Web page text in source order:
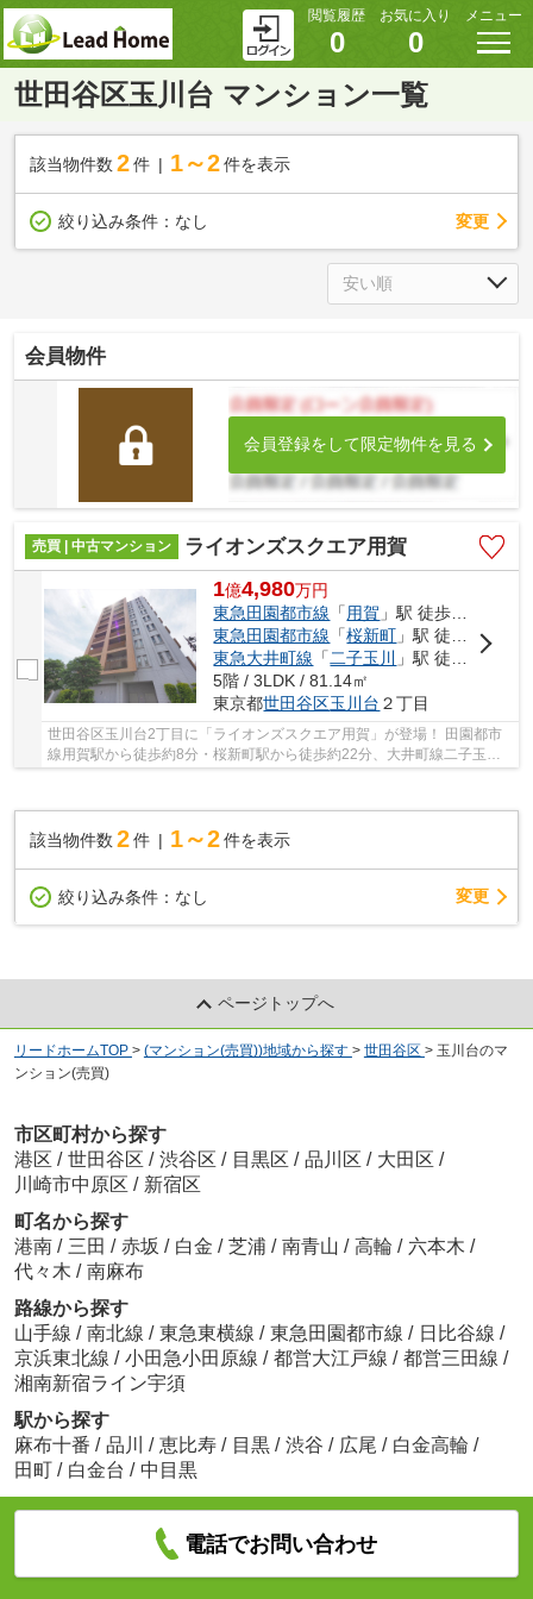
閲覧履歴
0
お気に入り
0
メニュー
世田谷区玉川台 マンション一覧
該当物件数 2件 1～2 件を表示
絞り込み条件： なし 変更
会員物件
会員登録をして限定物件を見る
売買 | 中古マンション ライオンズスクエア用賀
1億4,980万円
東急田園都市線 「用賀 」駅 徒歩8分
東急田園都市線 「桜新町 」駅 徒歩22分
東急大井町線 「二子玉川
」駅 徒歩23分
5階 / 3LDK / 81.14㎡
東京都世田谷区玉川台 ２丁目
世田谷区玉川台2丁目に「ライオンズスクエア用賀」が登場！ 田園都市
線用賀駅から徒歩約8分・桜新町駅から徒歩約22分、大井町線二子玉川
該当物件数 2件 1～2 件を表示
絞り込み条件： なし 変更
ページトップへ
リードホームTOP > (マンション(売買))地域から探す > 世田谷区 > 玉川台のマ
ンション(売買)
市区町村から探す
港区 / 世田谷区 / 渋谷区 / 目黒区 / 品川区 / 大田区 /
川崎市中原区 / 新宿区
町名から探す
港南 / 三田 / 赤坂 / 白金 / 芝浦 / 南青山 / 高輪 / 六本木 /
代々木 / 南麻布
路線から探す
山手線 / 南北線 / 東急東横線 / 東急田園都市線 / 日比谷線 /
京浜東北線 / 小田急小田原線 / 都営大江戸線 / 都営三田線 /
湘南新宿ライン宇須
駅から探す
麻布十番 / 品川 / 恵比寿 / 目黒 / 渋谷 / 広尾 / 白金高輪 /
田町 / 白金台 / 中目黒
電話でお問い合わせ